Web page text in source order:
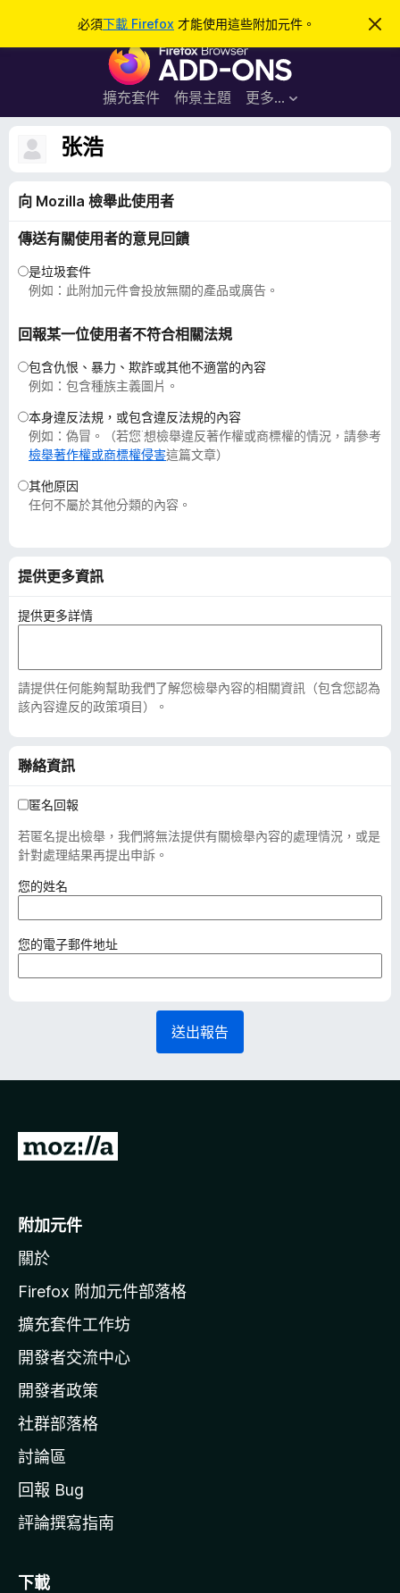
必須下載 Firefox 才能使用這些附加元件。
忽
此
F
r
e
加
件
擴充套件 佈景主題 更多…
登入
张浩
向 Mozilla 檢舉此使用者
傳送有關使用者的意見回饋
是垃圾套件
例如：此附加元件會投放無關的產品或廣告。
回報某一位使用者不符合相關法規
包含仇恨、暴力、欺詐或其他不適當的內容
例如：包含種族主義圖片。
本身違反法規，或包含違反法規的內容
例如：偽冒。（若您˙想檢舉違反著作權或商標權的情況，請參考
檢舉著作權或商標權侵害這篇文章）
其他原因
任何不屬於其他分類的內容。
提供更多資訊
提供更多詳情
請提供任何能夠幫助我們了解您檢舉內容的相關資訊（包含您認為
該內容違反的政策項目）。
聯絡資訊
匿名回報
若匿名提出檢舉，我們將無法提供有關檢舉內容的處理情況，或是
針對處理結果再提出申訴。
您的姓名
填
）
您的電子郵件地址（
填
送出報告
前
o
i
l
a
官
網
附加元件
關於
Firefox 附加元件部落格
擴充套件工作坊
開發者交流中心
開發者政策
社群部落格
討論區
回報 Bug
評論撰寫指南
下載